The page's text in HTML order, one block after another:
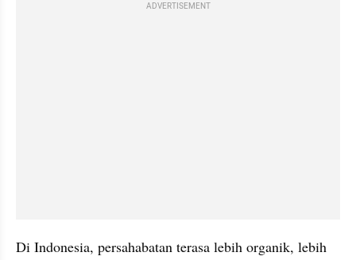
ADVERTISEMENT
Di Indonesia, persahabatan terasa lebih organik, lebih